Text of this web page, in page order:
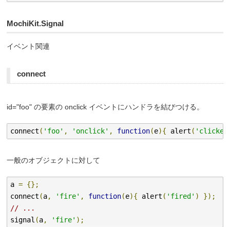
MochiKit.Signal
イベント関連
connect
id="foo" の要素の onclick イベントにハンドラを結びつける。
connect ( 'foo' , 'onclick' , function(e){ alert (
一般のオブジェクトに対して
a = {};
connect (a, 'fire' , function(e){ alert ( 'fired' )
});
// ...
signal (a, 'fire' );